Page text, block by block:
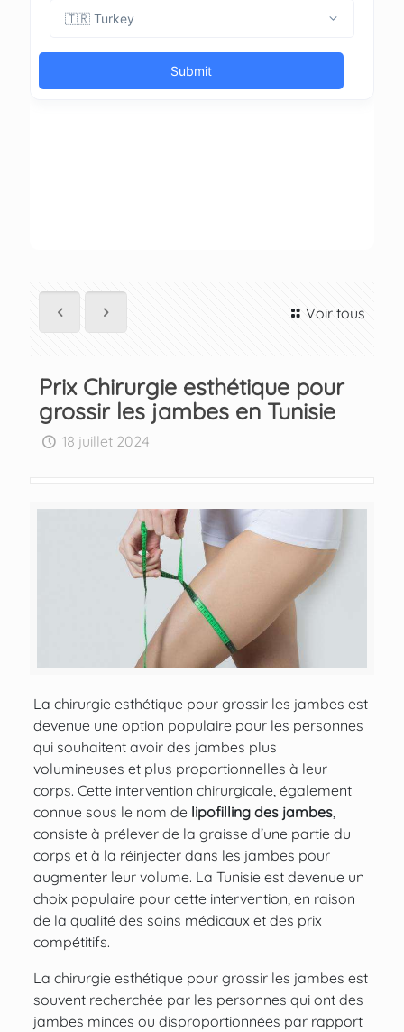
Voir tous
Prix Chirurgie esthétique pour
grossir les jambes en Tunisie
18 juillet 2024
La chirurgie esthétique pour grossir les jambes est
devenue une option populaire pour les personnes
qui souhaitent avoir des jambes plus
volumineuses et plus proportionnelles à leur
corps. Cette intervention chirurgicale, également
connue sous le nom de lipofilling des jambes,
consiste à prélever de la graisse d’une partie du
corps et à la réinjecter dans les jambes pour
augmenter leur volume. La Tunisie est devenue un
choix populaire pour cette intervention, en raison
de la qualité des soins médicaux et des prix
compétitifs.
La chirurgie esthétique pour grossir les jambes est
souvent recherchée par les personnes qui ont des
jambes minces ou disproportionnées par rapport